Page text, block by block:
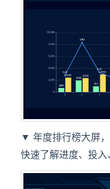
▼ 年度排行榜大屏
快速了解进度、投入